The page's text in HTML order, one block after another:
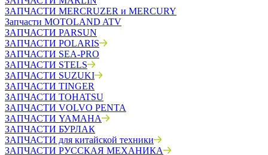
ЗАПЧАСТИ MERCRUZER и MERCURY
Запчасти MOTOLAND ATV
ЗАПЧАСТИ PARSUN
ЗАПЧАСТИ POLARIS
ЗАПЧАСТИ SEA-PRO
ЗАПЧАСТИ STELS
ЗАПЧАСТИ SUZUKI
ЗАПЧАСТИ TINGER
ЗАПЧАСТИ TOHATSU
ЗАПЧАСТИ VOLVO PENTA
ЗАПЧАСТИ YAMAHA
ЗАПЧАСТИ БУРЛАК
ЗАПЧАСТИ для китайской техники
ЗАПЧАСТИ РУССКАЯ МЕХАНИКА